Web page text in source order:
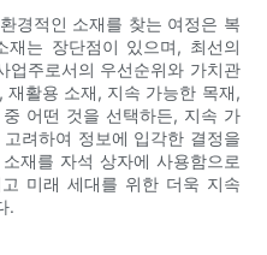
경적인 소재를 찾는 여정은 복
는 장단점이 있으며, 최선의
업주로서의 우선순위와 가치관
활용 소재, 지속 가능한 목재,
어떤 것을 선택하든, 지속 가
려하여 정보에 입각한 결정을
재를 자석 상자에 사용함으로
미래 세대를 위한 더욱 지속
.